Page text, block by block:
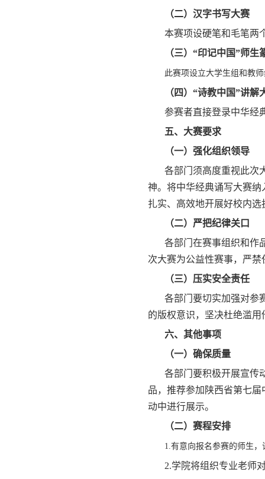
（二）汉字书写大赛
本赛项设硬笔和毛笔两
（三）“印记中国”师生
此赛项设立大学生组和教
（四）“诗教中国”讲解
参赛者直接登录中华经
五、大赛要求
（一）强化组织领导
各部门须高度重视此次
神。将中华经典诵写大赛
扎实、高效地开展好校内选
（二）严把纪律关口
各部门在赛事组织和作
次大赛为公益性赛事，严
（三）压实安全责任
各部门要切实加强对参
的版权意识，坚决杜绝滥
六、其他事项
（一）确保质量
各部门要积极开展宣传
品，推荐参加陕西省第七
动中进行展示。
（二）赛程安排
1.有意向报名参赛的师生
2.学院将组织专业老师